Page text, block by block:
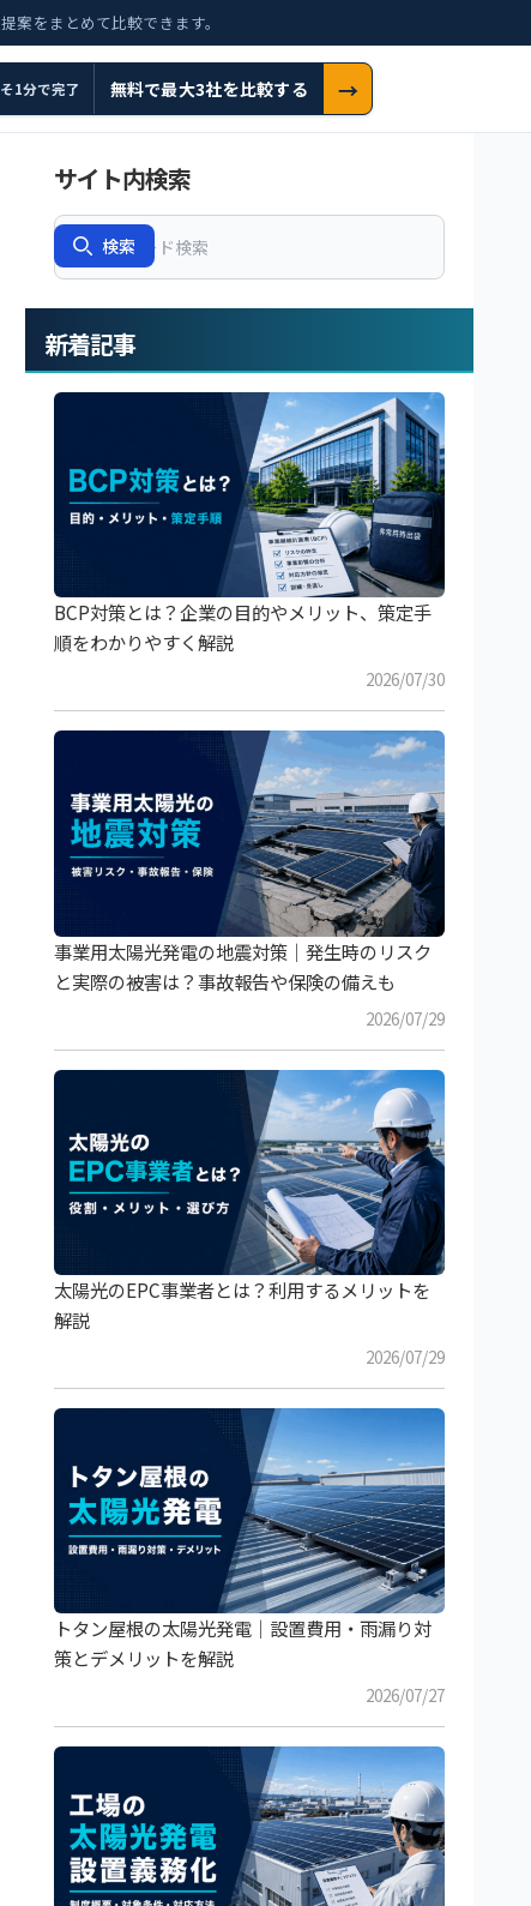
をまとめて比較できます。
1分で完了 無料で最大3社を比較する →
サイト内検索
Search
検索
新着記事
BCP対策とは？企業の目的やメリット、策定手
順をわかりやすく解説
2026/07/30
事業用太陽光発電の地震対策｜発生時のリスク
と実際の被害は？事故報告や保険の備えも
2026/07/29
太陽光のEPC事業者とは？利用するメリットを
解説
2026/07/29
トタン屋根の太陽光発電｜設置費用・雨漏り対
策とデメリットを解説
2026/07/27